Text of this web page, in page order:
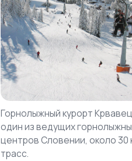
Горнолыжный курорт
один из ведущих
центров Словении, около 30
трасс.